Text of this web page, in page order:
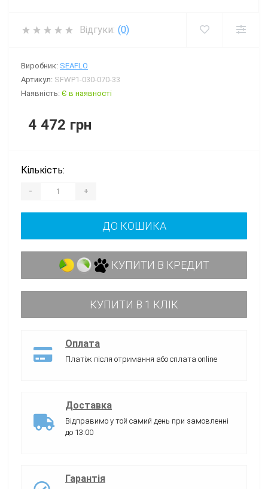
Відгуки: (0)
Виробник: SEAFLO
Артикул: SFWP1-030-070-33
Наявність: Є в наявності
4 472 грн
Кількість:
- +
ДО КОШИКА
КУПИТИ В КРЕДИТ
КУПИТИ В 1 КЛІК
Оплата
Платіж після отримання або сплата online
Доставка
Відправимо у той самий день при замовленні
до 13:00
Гарантія